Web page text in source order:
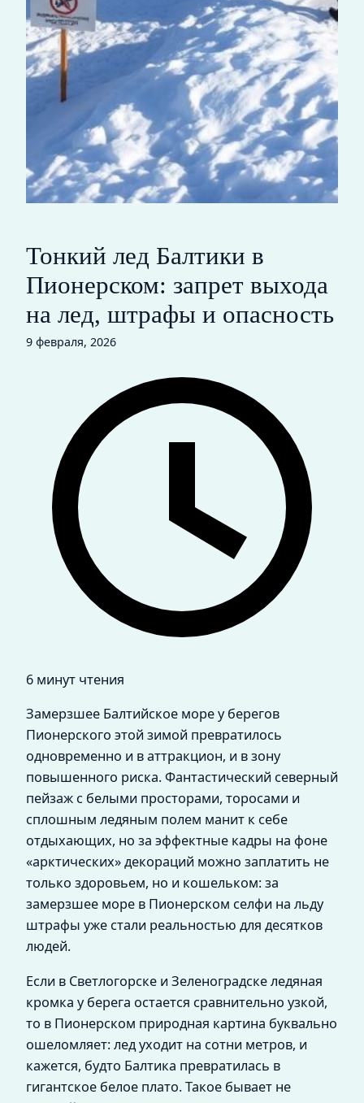
Тонкий лед Балтики в
Пионерском: запрет выхода
на лед, штрафы и опасность
9 февраля, 2026
6 минут чтения
Замерзшее Балтийское море у берегов
Пионерского этой зимой превратилось
одновременно и в аттракцион, и в зону
повышенного риска. Фантастический северный
пейзаж с белыми просторами, торосами и
сплошным ледяным полем манит к себе
отдыхающих, но за эффектные кадры на фоне
«арктических» декораций можно заплатить не
только здоровьем, но и кошельком: за
замерзшее море в Пионерском селфи на льду
штрафы уже стали реальностью для десятков
людей.
Если в Светлогорске и Зеленоградске ледяная
кромка у берега остается сравнительно узкой,
то в Пионерском природная картина буквально
ошеломляет: лед уходит на сотни метров, и
кажется, будто Балтика превратилась в
гигантское белое плато. Такое бывает не